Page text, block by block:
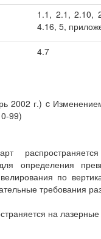
1.1, 2.1, 2.10,
4.16, 5,
4.7
2002 г.) c
99)
определения
по
требования
на